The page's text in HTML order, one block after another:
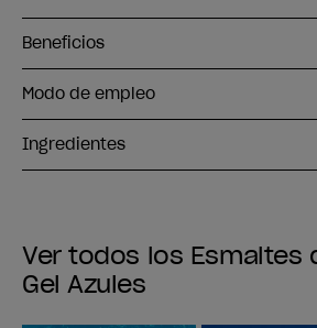
Beneficios
Modo de empleo
Ingredientes
Ver todos los Esmaltes
Gel Azules